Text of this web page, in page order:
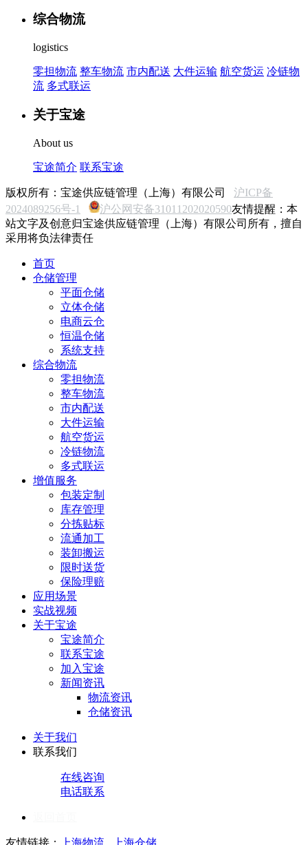
综合物流
logistics
零担物流 整车物流 市内配送 大件运输 航空货运 冷链物
流 多式联运
关于宝途
About us
宝途简介 联系宝途
版权所有：宝途供应链管理（上海）有限公司 沪ICP备
2024089256号-1
沪公网安备31011202020590友情提醒：本
站文字及创意归宝途供应链管理（上海）有限公司所有，擅自
采用将负法律责任
首页
仓储管理
平面仓储
立体仓储
电商云仓
恒温仓储
系统支持
综合物流
零担物流
整车物流
市内配送
大件运输
航空货运
冷链物流
多式联运
增值服务
包装定制
库存管理
分拣贴标
流通加工
装卸搬运
限时送货
保险理赔
应用场景
实战视频
关于宝途
宝途简介
联系宝途
加入宝途
新闻资讯
物流资讯
仓储资讯
关于我们
联系我们
在线咨询
电话联系